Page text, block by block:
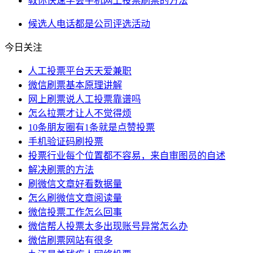
候选人 电话都是公司评选活动
今日关注
人工投票平台天天爱兼职
微信刷票基本原理讲解
网上刷票说人工投票靠谱吗
怎么拉票才让人不觉得烦
10条朋友圈有1条就是点赞投票
手机验证码刷投票
投票行业每个位置都不容易，来自审图员的自述
解决刷票的方法
刷微信文章好看数据量
怎么刷微信文章阅读量
微信投票工作怎么回事
微信帮人投票太多出现账号异常怎么办
微信刷票网站有很多